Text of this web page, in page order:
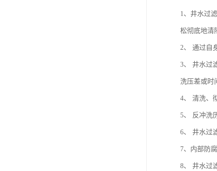
1、井水过
松彻底地清
2、 通过自
3、 井水过
洗压差或时
4、 清洗、
5、 反冲洗
6、 井水过
7、内部防
8、 井水过